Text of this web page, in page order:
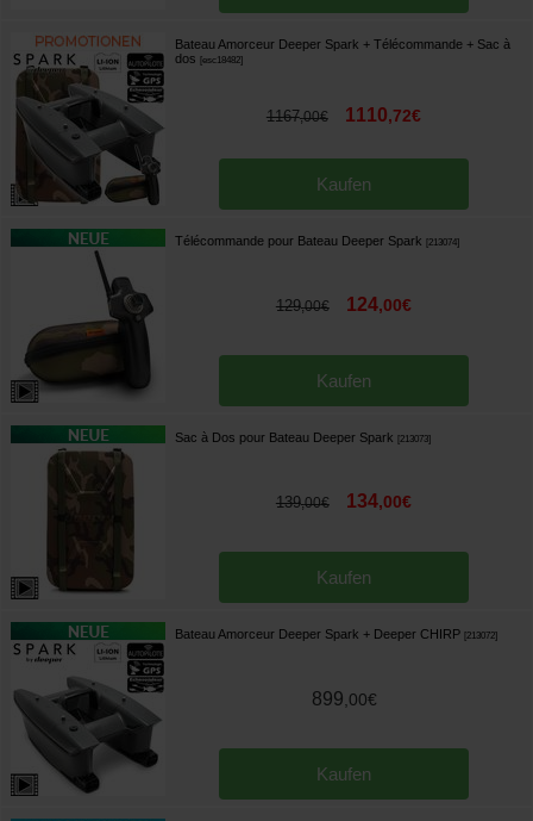
Bateau Amorceur Deeper Spark + Télécommande + Sac à
dos
[esc18482]
1167,00€ 1110,72€
Kaufen
Télécommande pour Bateau Deeper Spark 213074]
129,00€ 124,00€
Kaufen
Sac à Dos pour Bateau Deeper Spark 213073]
139,00€ 134,00€
Kaufen
Bateau Amorceur Deeper Spark + Deeper CHIRP 213072]
899 00€
Kaufen